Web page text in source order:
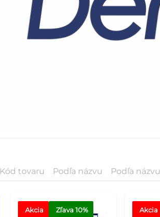
Kód tovaru Podľa názvu Podľa názvu
Akcia Zľava 10% Akcia